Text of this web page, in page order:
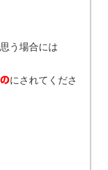
う場合には
にされてくださ